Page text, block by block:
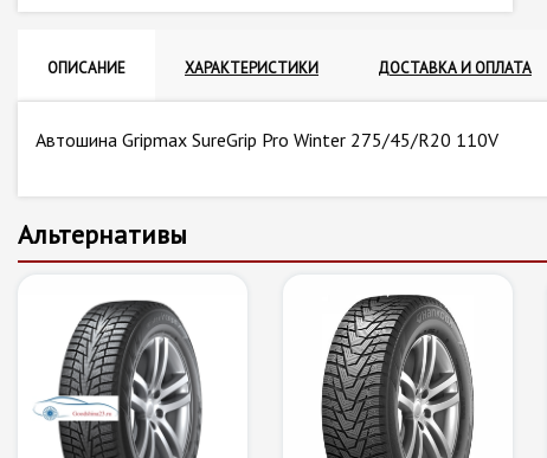
ОПИСАНИЕ ХАРАКТЕРИСТИКИ ДОСТАВКА И ОПЛАТА
Автошина Gripmax SureGrip Pro Winter 275/45/R20 110V
Альтернативы